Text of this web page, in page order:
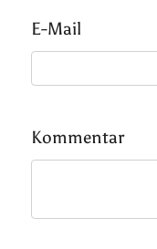
E-Mail
Kommentar